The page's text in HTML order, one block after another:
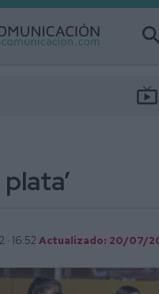
live_tv
· 16:52 Actualizado: 20/07/